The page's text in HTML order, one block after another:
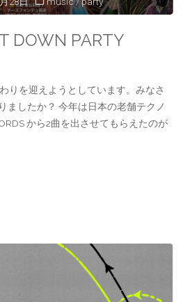
DOWN PARTY
りを迎えようとしています。みなさ
ましたか？ 今年は日本の老舗テクノ
から2曲を出させてもらえたのが